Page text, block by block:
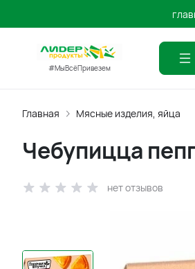
#МыВсёПривезем
Главная Мясные изделия, яйца
Чебупицца
нет отзывов